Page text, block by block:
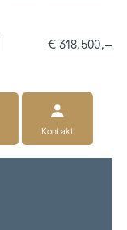
€ 318.500,–
Kontakt